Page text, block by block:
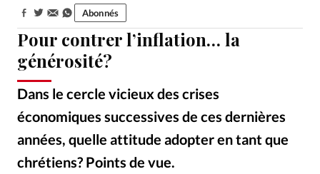
Opinions
Tous les articles
Faire un don
Se connecter
Édition: Internationale
Pour contrer l’inflation… la
générosité?
Dans le cercle vicieux des crises
économiques successives de ces dernières
années, quelle attitude adopter en tant que
chrétiens? Points de vue.
Partager: Abonnés